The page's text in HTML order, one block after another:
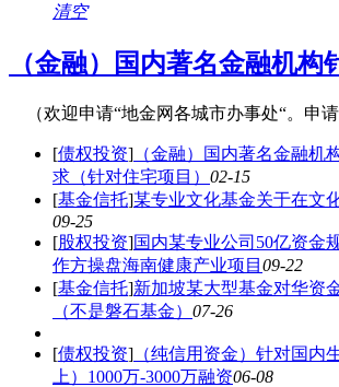
清空
（金融）国内著名金融机
（欢迎申请“地金网各城市办事处“。申
[债权投资] （金融）国内著名金融机
求（针对住宅项目） 02-15
[基金信托]某专业文化基金关于在文
09-25
[股权投资]国内某专业公司50亿资金
作方操盘海南健康产业项目 09-22
[基金信托]新加坡某大型基金对华资
（不是磐石基金） 07-26
[债权投资] （纯信用资金）针对国内
上）1000万-3000万融资06-08